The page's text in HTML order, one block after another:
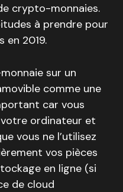
crypto-monnaies.
à prendre pour
en 2019.
sur un
comme une
car vous
ordinateur et
vous ne l’utilisez
vos pièces
en ligne (si
de cloud